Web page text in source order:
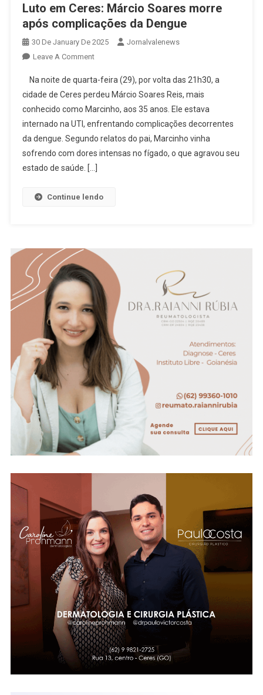
Luto em Ceres: Márcio Soares morre
após complicações da Dengue
30 De January De 2025
Jornalvalenews
Leave A CommentOn
Em
Ceres:
Márcio
Soares
Morre
Após
Complicações
Na noite de quarta-feira (29), por volta das 21h30, a
cidade de Ceres perdeu Márcio Soares Reis, mais
conhecido como Marcinho, aos 35 anos. Ele estava
internado na UTI, enfrentando complicações decorrentes
da dengue. Segundo relatos do pai, Marcinho vinha
sofrendo com dores intensas no fígado, o que agravou seu
estado de saúde. […]
Continue lendo